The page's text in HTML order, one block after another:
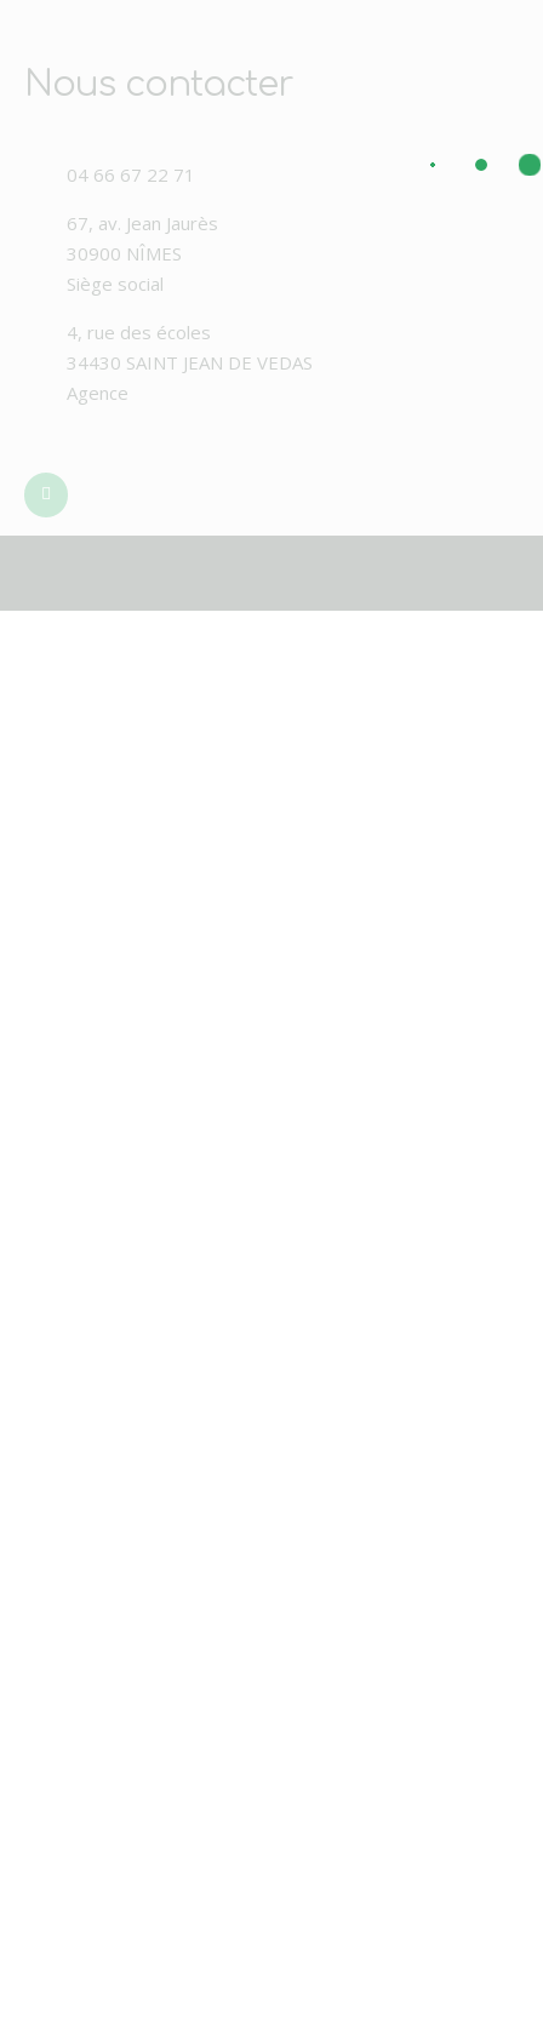
Nous contacter
04 66 67 22 71
67, av. Jean Jaurès
30900 NÎMES
Siège social
4, rue des écoles
34430 SAINT JEAN DE VEDAS
Agence